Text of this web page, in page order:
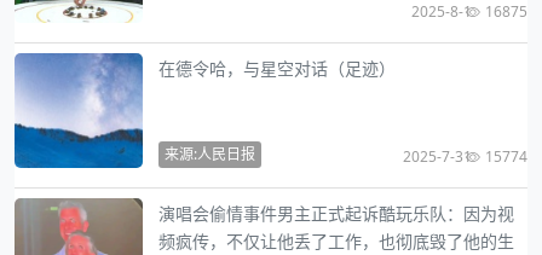
2025-8-1 16875
在德令哈，与星空对话（足迹）
来源:人民日报 2025-7-31 15774
演唱会偷情事件男主正式起诉酷玩乐队：因为视
频疯传，不仅让他丢了工作，也彻底毁了他的生